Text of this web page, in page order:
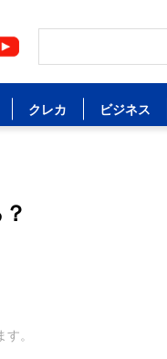
クレカ ビジネス
。